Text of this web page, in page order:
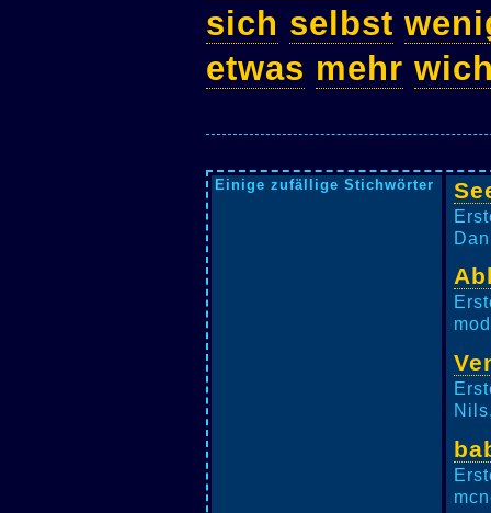
sich selbst
etwas mehr
Einige zufällige Stichwörter